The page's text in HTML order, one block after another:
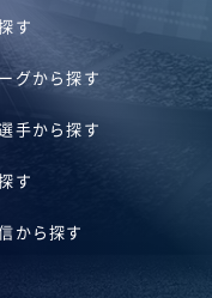
す
グから探す
手から探す
す
から探す